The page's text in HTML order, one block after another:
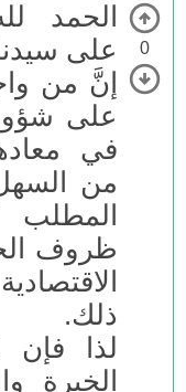
0
الحمد
على
إنَّ من
على
في
من
المطلب
ظروف
ذلك.
لذا
الخبرة